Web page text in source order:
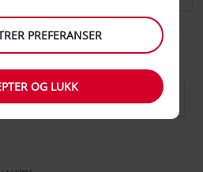
TIL DATO
PREFERANSER
OG LUKK